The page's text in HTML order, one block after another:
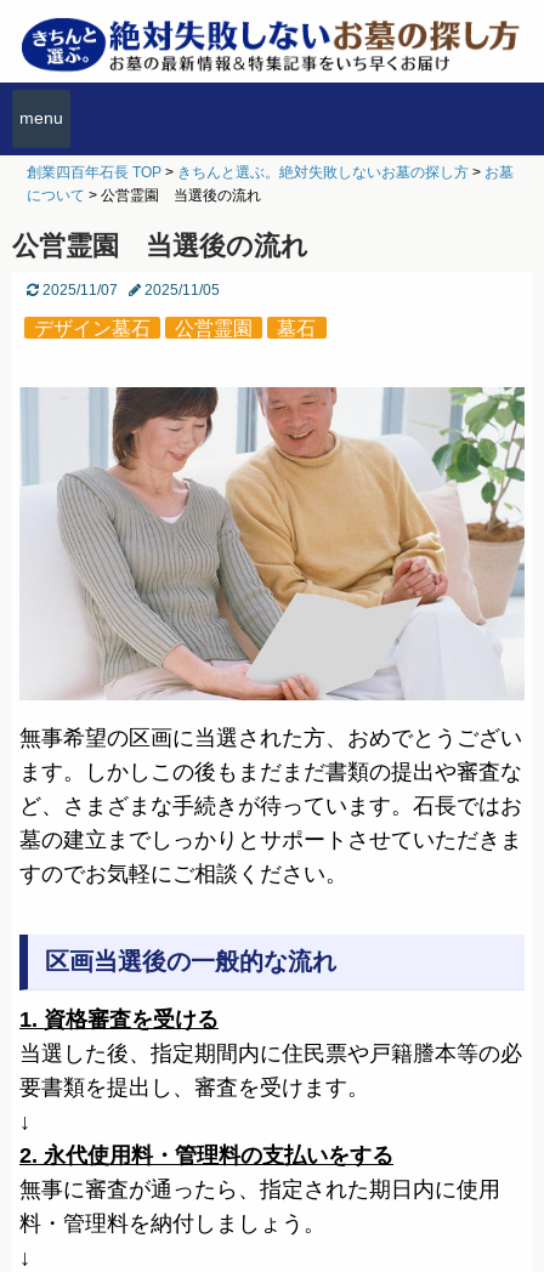
menu
創業四百年石長 TOP > きちんと選ぶ。絶対失敗しないお墓の探し方 > お墓
について >公営霊園 当選後の流れ
公営霊園 当選後の流れ
2025/11/07 2025/11/05
デザイン墓石 公営霊園 墓石
無事希望の区画に当選された方、おめでとうござい
ます。しかしこの後もまだまだ書類の提出や審査な
ど、さまざまな手続きが待っています。石長ではお
墓の建立までしっかりとサポートさせていただきま
すのでお気軽にご相談ください。
区画当選後の一般的な流れ
1. 資格審査を受ける
当選した後、指定期間内に住民票や戸籍謄本等の必
要書類を提出し、審査を受けます。
↓
2. 永代使用料・管理料の支払いをする
無事に審査が通ったら、指定された期日内に使用
料・管理料を納付しましょう。
↓